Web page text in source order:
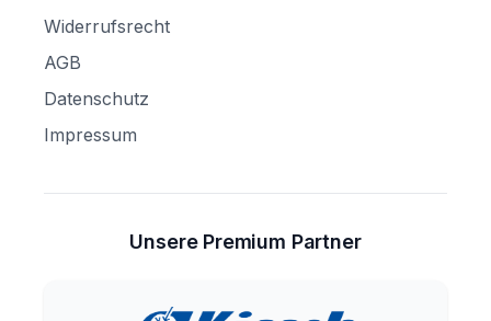
Widerrufsrecht
AGB
Datenschutz
Impressum
Unsere Premium Partner